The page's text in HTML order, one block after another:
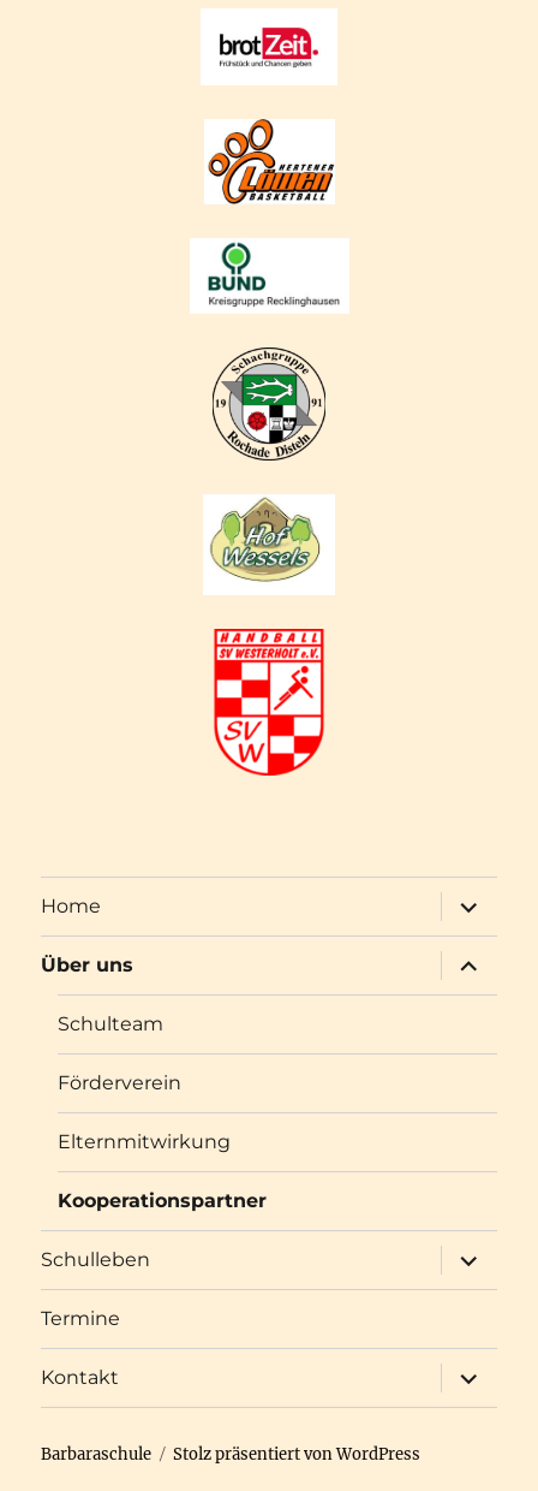
Home
öffnen
Über uns
öffnen
Schulteam
Förderverein
Elternmitwirkung
Kooperationspartner
Schulleben
öffnen
Termine
Kontakt
öffnen
Barbaraschule Stolz präsentiert von WordPress